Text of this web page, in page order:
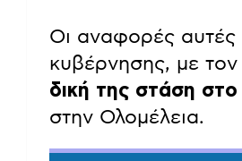
Οι αναφορές αυτές
κυβέρνησης, με τον
δική της στάση στο
στην Ολομέλεια.